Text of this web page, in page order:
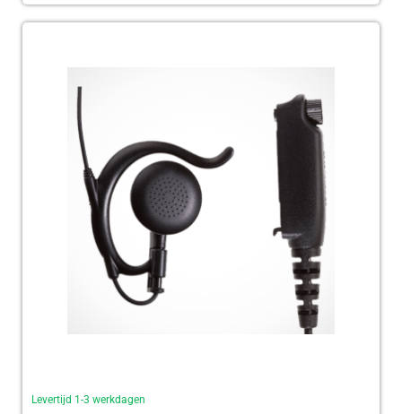
Levertijd 1-3 werkdagen